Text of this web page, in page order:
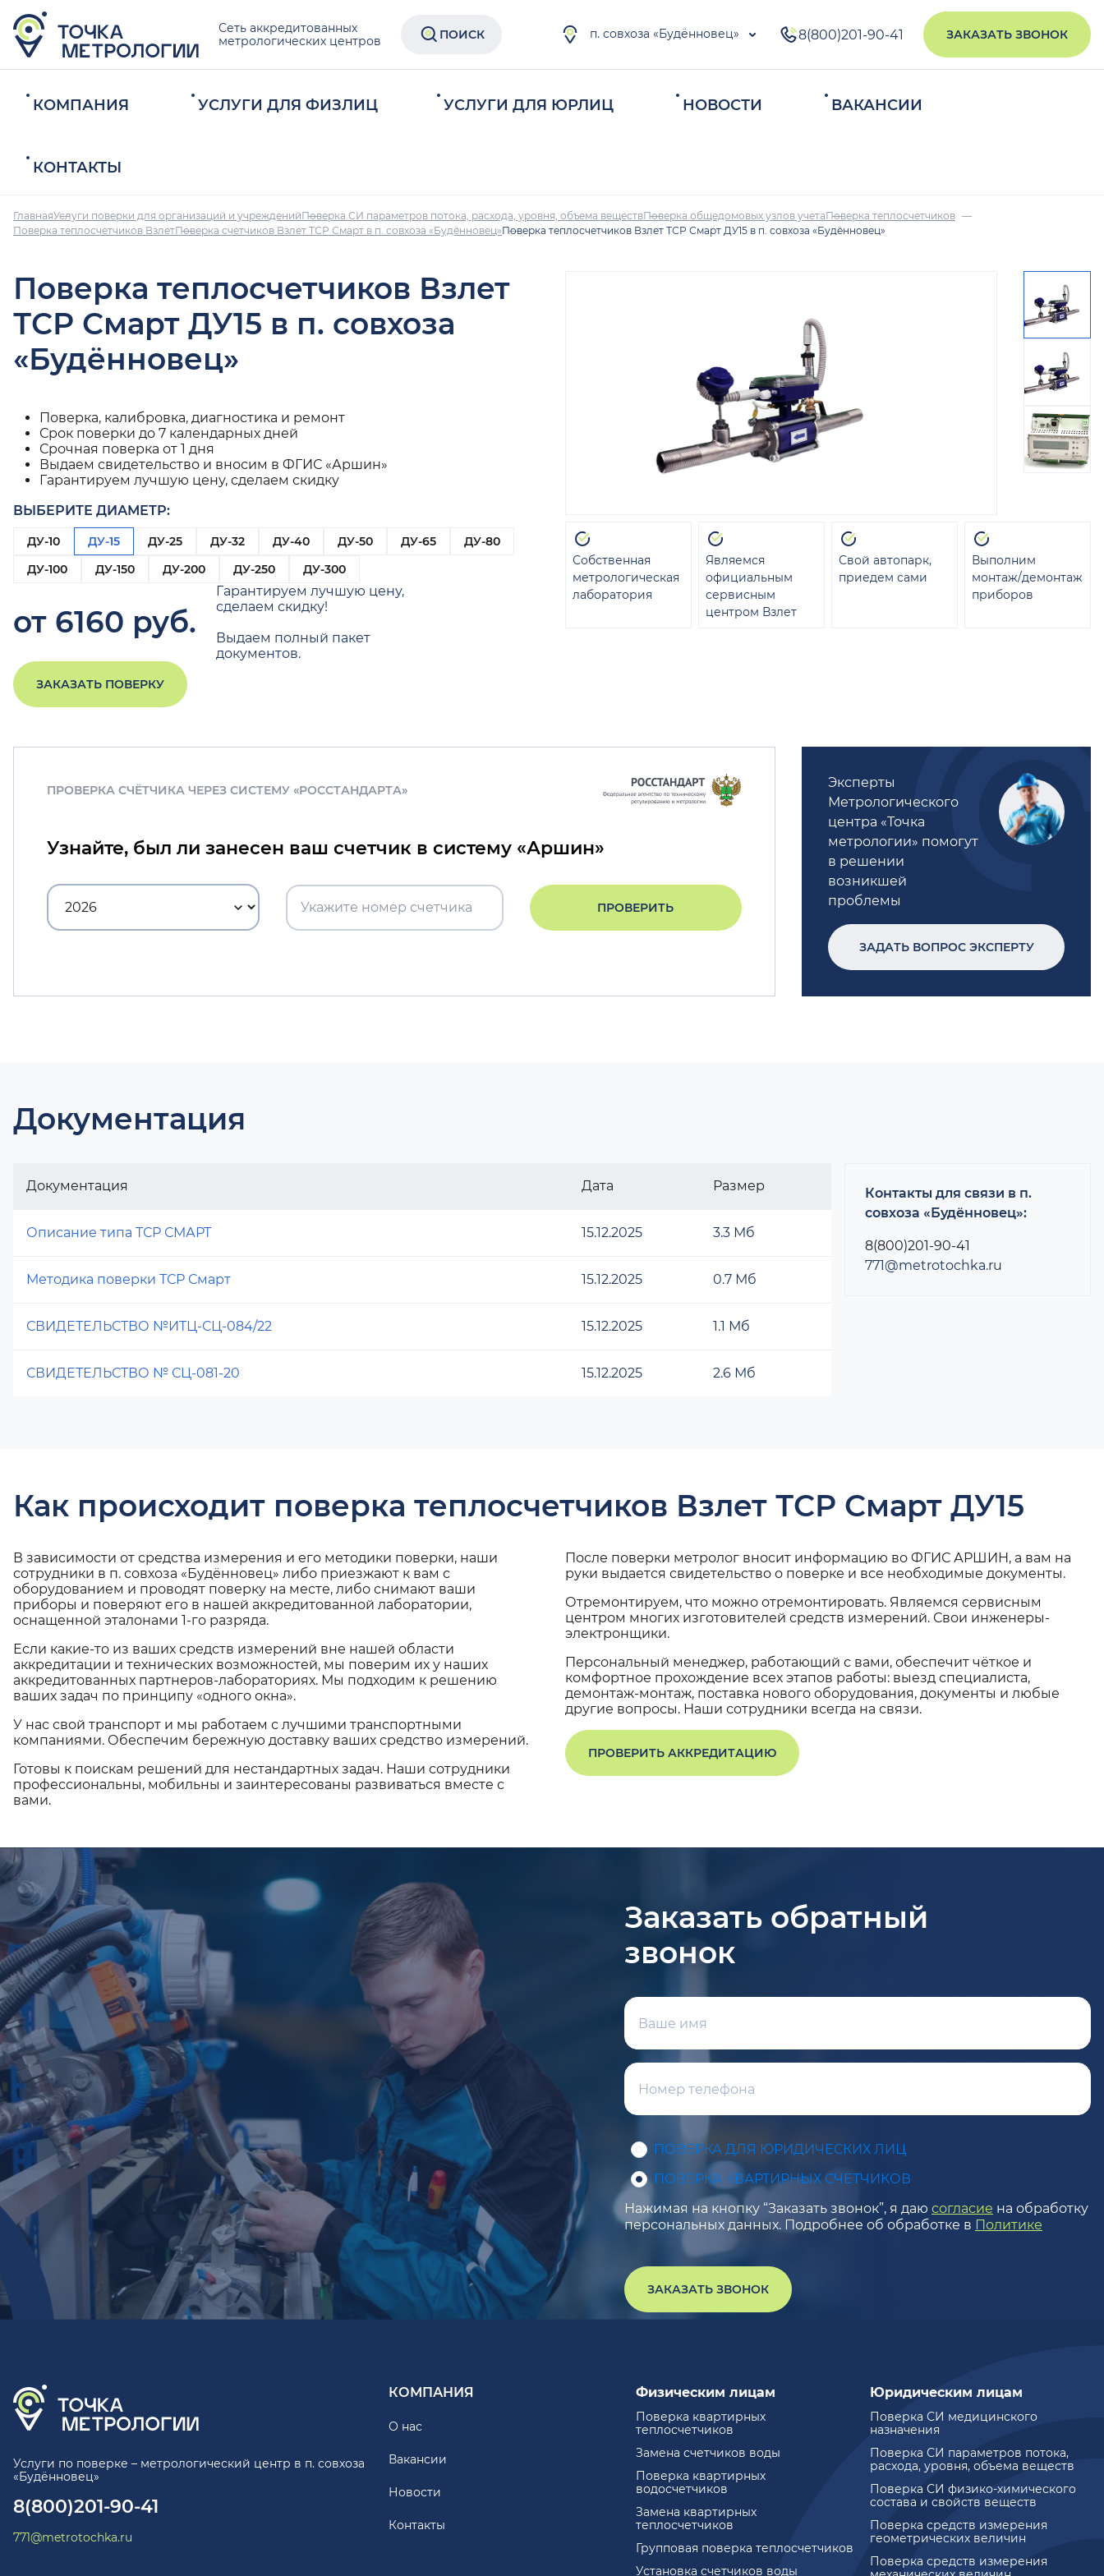
Сеть аккредитованных
метрологических центров
ПОИСК п. совхоза «Будённовец» 8(800)201-90-41 ЗАКАЗАТЬ ЗВОНОК
КОМПАНИЯ УСЛУГИ ДЛЯ ФИЗЛИЦ УСЛУГИ ДЛЯ ЮРЛИЦ НОВОСТИ ВАКАНСИИ
КОНТАКТЫ
ГлавнаяУслуги поверки для организаций и учрежденийПоверка СИ параметров потока, расхода, уровня, объема веществПоверка общедомовых узлов учетаПоверка теплосчетчиков
Поверка теплосчетчиков ВзлетПоверка счетчиков Взлет ТСР Смарт в п. совхоза «Будённовец»Поверка теплосчетчиков Взлет ТСР Смарт ДУ15 в п. совхоза «Будённовец»
Поверка теплосчетчиков Взлет
ТСР Смарт ДУ15 в п. совхоза
«Будённовец»
Поверка, калибровка, диагностика и ремонт
Срок поверки до 7 календарных дней
Срочная поверка от 1 дня
Выдаем свидетельство и вносим в ФГИС «Аршин»
Гарантируем лучшую цену, сделаем скидку
ВЫБЕРИТЕ ДИАМЕТР:
ДУ-10 ДУ-15 ДУ-25 ДУ-32 ДУ-40 ДУ-50 ДУ-65
ДУ-80
ДУ-100
ДУ-150 ДУ-200 ДУ-250 ДУ-300
от 6160 руб.
Гарантируем лучшую цену,
сделаем скидку!
Выдаем полный пакет
документов.
ЗАКАЗАТЬ ПОВЕРКУ
Собственная
метрологическая
лаборатория
Являемся
официальным
сервисным
центром Взлет
Свой автопарк,
приедем сами
Выполним
монтаж/демонтаж
приборов
ПРОВЕРКА СЧЁТЧИКА ЧЕРЕЗ СИСТЕМУ «РОССТАНДАРТА»
Узнайте, был ли занесен ваш счетчик в систему «Аршин»
ПРОВЕРИТЬ
Эксперты
Метрологического
центра «Точка
метрологии» помогут
в решении
возникшей
проблемы
ЗАДАТЬ ВОПРОС ЭКСПЕРТУ
Документация
Документация Дата Размер
Описание типа ТСР СМАРТ 15.12.2025 3.3 Мб
Методика поверки ТСР Смарт 15.12.2025 0.7 Мб
СВИДЕТЕЛЬСТВО №ИТЦ-СЦ-084/22 15.12.2025 1.1 Мб
СВИДЕТЕЛЬСТВО № СЦ-081-20 15.12.2025 2.6 Мб
Контакты для связи в п.
совхоза «Будённовец»:
8(800)201-90-41
771@metrotochka.ru
Как происходит поверка теплосчетчиков Взлет ТСР Смарт ДУ15
В зависимости от средства измерения и его методики поверки, наши
сотрудники в п. совхоза «Будённовец» либо приезжают к вам с
оборудованием и проводят поверку на месте, либо снимают ваши
приборы и поверяют его в нашей аккредитованной лаборатории,
оснащенной эталонами 1-го разряда.
Если какие-то из ваших средств измерений вне нашей области
аккредитации и технических возможностей, мы поверим их у наших
аккредитованных партнеров-лабораториях. Мы подходим к решению
ваших задач по принципу «одного окна».
У нас свой транспорт и мы работаем с лучшими транспортными
компаниями. Обеспечим бережную доставку ваших средство измерений.
Готовы к поискам решений для нестандартных задач. Наши сотрудники
профессиональны, мобильны и заинтересованы развиваться вместе с
вами.
После поверки метролог вносит информацию во ФГИС АРШИН, а вам на
руки выдается свидетельство о поверке и все необходимые документы.
Отремонтируем, что можно отремонтировать. Являемся сервисным
центром многих изготовителей средств измерений. Свои инженеры-
электронщики.
Персональный менеджер, работающий с вами, обеспечит чёткое и
комфортное прохождение всех этапов работы: выезд специалиста,
демонтаж-монтаж, поставка нового оборудования, документы и любые
другие вопросы. Наши сотрудники всегда на связи.
ПРОВЕРИТЬ АККРЕДИТАЦИЮ
Заказать обратный
звонок
ПОВЕРКА ДЛЯ ЮРИДИЧЕСКИХ ЛИЦ
ПОВЕРКА КВАРТИРНЫХ СЧЕТЧИКОВ
Нажимая на кнопку “Заказать звонок”, я даю согласие на обработку
персональных данных. Подробнее об обработке в Политике
ЗАКАЗАТЬ ЗВОНОК
Услуги по поверке – метрологический центр в п. совхоза
«Будённовец»
8(800)201-90-41
771@metrotochka.ru
КОМПАНИЯ
О нас
Вакансии
Новости
Контакты
Физическим лицам
Поверка квартирных
теплосчетчиков
Замена счетчиков воды
Поверка квартирных
водосчетчиков
Замена квартирных
теплосчетчиков
Групповая поверка теплосчетчиков
Установка счетчиков воды
Юридическим лицам
Поверка СИ медицинского
назначения
Поверка СИ параметров потока,
расхода, уровня, объема веществ
Поверка СИ физико-химического
состава и свойств веществ
Поверка средств измерения
геометрических величин
Поверка средств измерения